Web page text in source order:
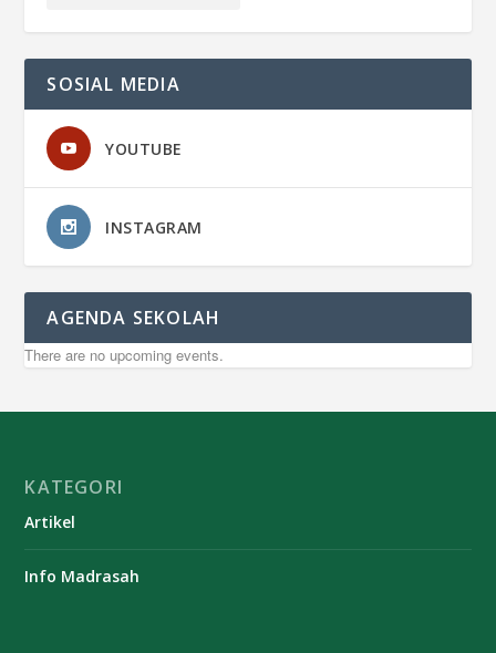
SOSIAL MEDIA
YOUTUBE
INSTAGRAM
AGENDA SEKOLAH
There are no upcoming events.
KATEGORI
Artikel
Info Madrasah